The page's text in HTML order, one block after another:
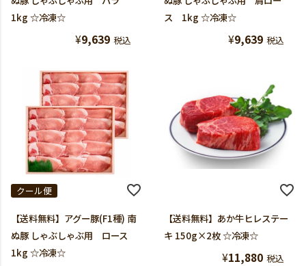
1kg ☆冷凍☆
¥9,639 税込
ス 1kg ☆冷凍☆
¥9,639 税込
クール便
【送料無料】アグー豚(F1種) 南
ぬ豚 しゃぶしゃぶ用 ロース
1kg ☆冷凍☆
【送料無料】あか牛ヒレステー
キ 150g×2枚 ☆冷凍☆
¥11,880 税込